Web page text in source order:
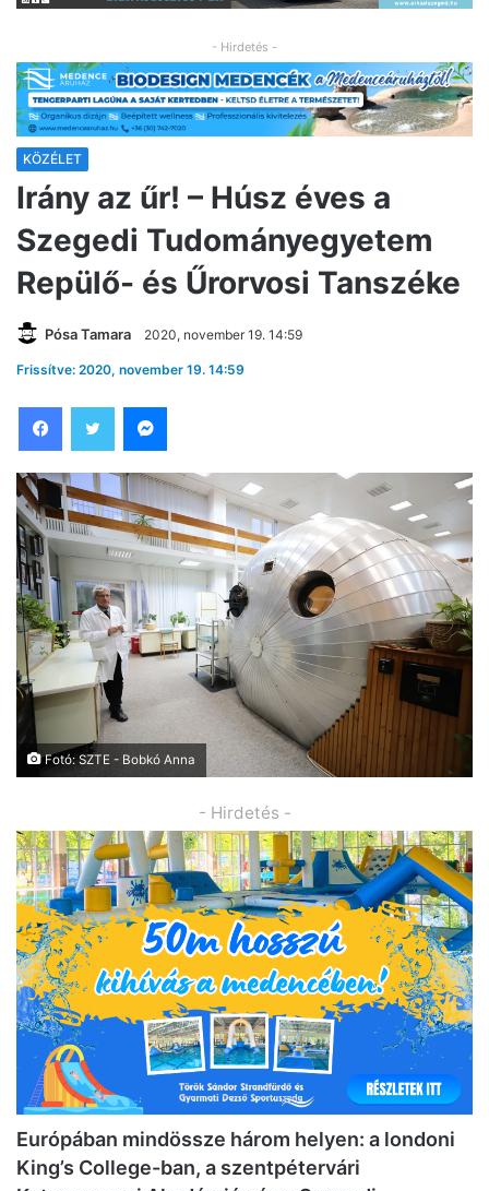
- Hirdetés -
KÖZÉLET
Irány az űr! – Húsz éves a
Szegedi Tudományegyetem
Repülő- és Űrorvosi Tanszéke
Pósa Tamara 2020, november 19. 14:59
Frissítve: 2020, november 19. 14:59
Fotó: SZTE - Bobkó Anna
- Hirdetés -
Európában mindössze három helyen: a londoni
King’s College-ban, a szentpétervári